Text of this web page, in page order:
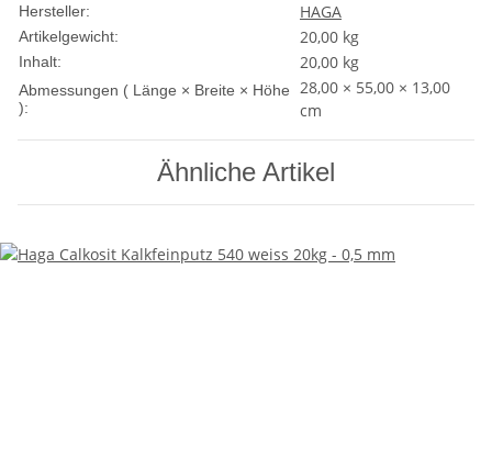
Hersteller: HAGA
Artikelgewicht: 20,00 kg
Inhalt: 20,00 kg
Abmessungen ( Länge × Breite × Höhe
):
28,00 × 55,00 × 13,00
cm
Ähnliche Artikel